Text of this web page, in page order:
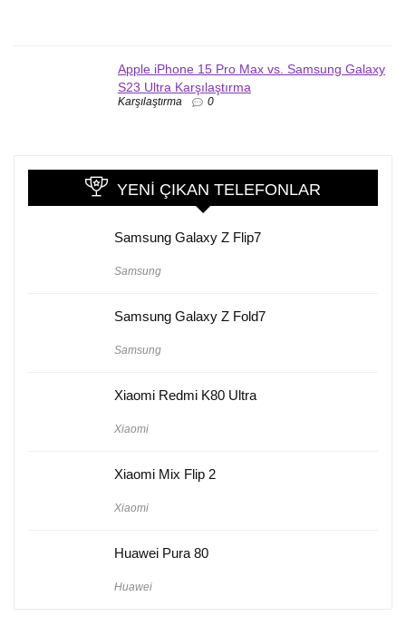
Apple iPhone 15 Pro Max vs. Samsung Galaxy
S23 Ultra Karşılaştırma
Karşılaştırma 0
YENI ÇIKAN TELEFONLAR
Samsung Galaxy Z Flip7
Samsung
Samsung Galaxy Z Fold7
Samsung
Xiaomi Redmi K80 Ultra
Xiaomi
Xiaomi Mix Flip 2
Xiaomi
Huawei Pura 80
Huawei